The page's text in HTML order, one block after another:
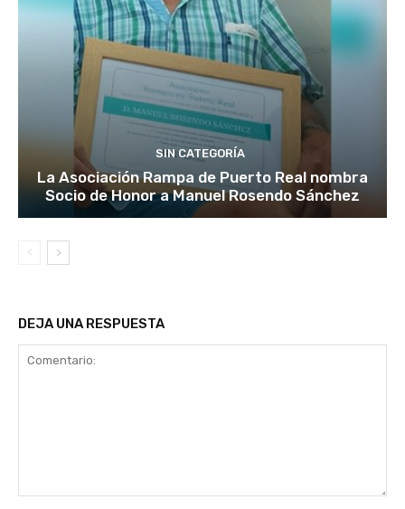
SIN CATEGORÍA
La Asociación Rampa de Puerto Real nombra
Socio de Honor a Manuel Rosendo Sánchez
DEJA UNA RESPUESTA